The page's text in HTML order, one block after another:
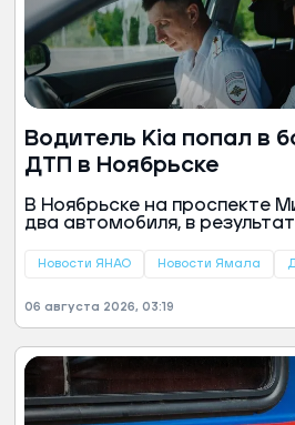
Водитель Kia попал в
ДТП в Ноябрьске
В Ноябрьске на проспекте
два автомобиля, в
произошла днем 5 августа,
Новости ЯНАО Новости Ямала
06 августа 2026, 03:19